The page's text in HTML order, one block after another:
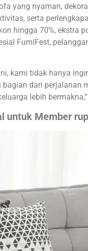
yang nyaman,
serta
hingga 70%, ekstra
FurniFest,
kami tidak hanya
dari perjalanan
lebih
untuk Member